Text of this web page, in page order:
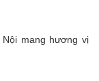
mang hương vị